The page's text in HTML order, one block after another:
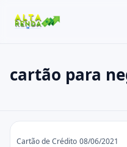
Cartão de Crédito
Conta Digital
Buscar no site
Pressione Enter para
cartão para
cartão para
Cartão de Crédito 08/06/2021